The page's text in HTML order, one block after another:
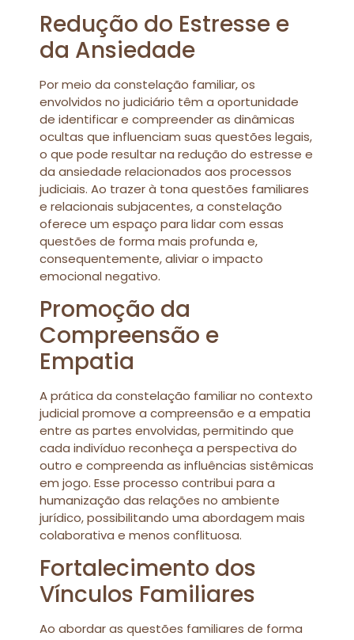
Redução do Estresse e
da Ansiedade
Por meio da constelação familiar, os
envolvidos no judiciário têm a oportunidade
de identificar e compreender as dinâmicas
ocultas que influenciam suas questões legais,
o que pode resultar na redução do estresse e
da ansiedade relacionados aos processos
judiciais. Ao trazer à tona questões familiares
e relacionais subjacentes, a constelação
oferece um espaço para lidar com essas
questões de forma mais profunda e,
consequentemente, aliviar o impacto
emocional negativo.
Promoção da
Compreensão e
Empatia
A prática da constelação familiar no contexto
judicial promove a compreensão e a empatia
entre as partes envolvidas, permitindo que
cada indivíduo reconheça a perspectiva do
outro e compreenda as influências sistêmicas
em jogo. Esse processo contribui para a
humanização das relações no ambiente
jurídico, possibilitando uma abordagem mais
colaborativa e menos conflituosa.
Fortalecimento dos
Vínculos Familiares
Ao abordar as questões familiares de forma